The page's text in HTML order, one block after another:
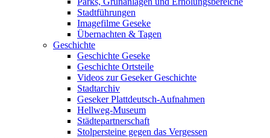
Stadtführungen
Imagefilme Geseke
Übernachten & Tagen
Geschichte
Geschichte Geseke
Geschichte Ortsteile
Videos zur Geseker Geschichte
Stadtarchiv
Geseker Plattdeutsch-Aufnahmen
Hellweg-Museum
Städtepartnerschaft
Stolpersteine gegen das Vergessen